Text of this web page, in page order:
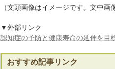
（文頭画像はイメージです。文中画
▼外部リンク
認知症の予防と健康寿命の延伸を目
おすすめ記事リンク